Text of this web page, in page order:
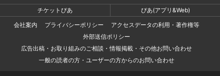
チケットぴあ
ぴあ(アプリ&Web)
会社案内
プライバシーポリシー
アクセスデータの利用・著作権等
外部送信ポリシー
広告出稿・お取り組みのご相談・情報掲載・その他お問い合わせ
一般の読者の方・ユーザーの方からのお問い合わせ